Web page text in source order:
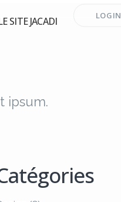
SITE JACADI LOGIN
ipsum.